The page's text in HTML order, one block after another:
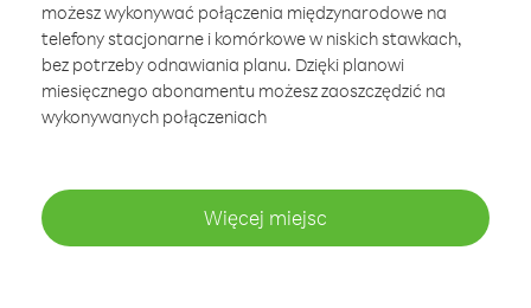
możesz wykonywać połączenia międzynarodowe na
telefony stacjonarne i komórkowe w niskich stawkach,
bez potrzeby odnawiania planu. Dzięki planowi
miesięcznego abonamentu możesz zaoszczędzić na
wykonywanych połączeniach
Więcej miejsc